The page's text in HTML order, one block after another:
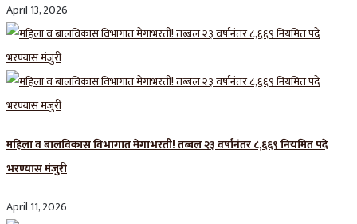
April 13, 2026
महिला व बालविकास विभागात मेगाभरती! तब्बल २३ वर्षांनंतर ८,६६९ नियमित पदे
भरण्यास मंजुरी
April 11, 2026